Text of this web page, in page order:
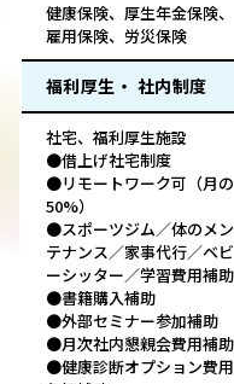
健康保険、厚生年金保険、
雇用保険、労災保険
福利厚生・ 社内制度
社宅、福利厚生施設
●借上げ社宅制度
●リモートワーク可（月の
50%）
●スポーツジム／体のメン
テナンス／家事代行／ベビ
ーシッター／学習費用補助
●書籍購入補助
●外部セミナー参加補助
●月次社内懇親会費用補助
●健康診断オプション費用